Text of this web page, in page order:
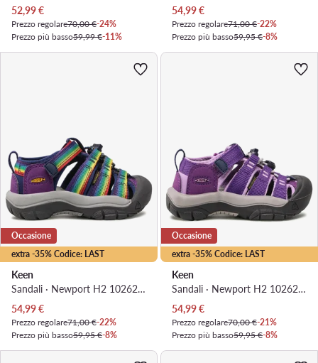
Prezzo attuale
52,99€
Prezzo regolare70,00 €-24%
Prezzo più basso59,99 €-11%
Prezzo attuale
54,99€
Prezzo regolare71,00 €-22%
Prezzo più basso59,95 €-8%
extra -35% Codice: LAST
Occasione
Keen
Sandali · Newport H2 1026266 · Viola
Prezzo attuale
54,99€
Prezzo regolare71,00 €-22%
Prezzo più basso59,95 €-8%
extra -35% Codice: LAST
Occasione
Keen
Sandali · Newport H2 1026265 · Viola
Prezzo attuale
54,99€
Prezzo regolare70,00 €-21%
Prezzo più basso59,95 €-8%